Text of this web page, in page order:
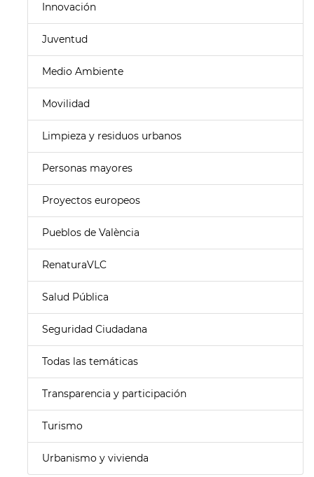
Innovación
Juventud
Medio Ambiente
Movilidad
Limpieza y residuos urbanos
Personas mayores
Proyectos europeos
Pueblos de València
RenaturaVLC
Salud Pública
Seguridad Ciudadana
Todas las temáticas
Transparencia y participación
Turismo
Urbanismo y vivienda